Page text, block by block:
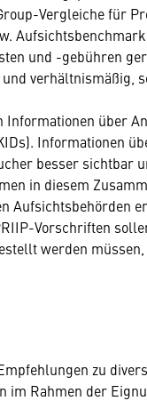
Vergleiche für
und -gebühren
verhältnismäßig,
über
Informationen
besser sichtbar
in diesem
Aufsichtsbehörden
Vorschriften
werden
zu
im Rahmen der